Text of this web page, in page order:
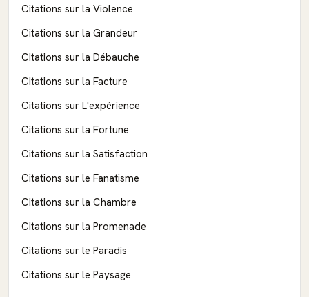
Citations sur la Violence
Citations sur la Grandeur
Citations sur la Débauche
Citations sur la Facture
Citations sur L'expérience
Citations sur la Fortune
Citations sur la Satisfaction
Citations sur le Fanatisme
Citations sur la Chambre
Citations sur la Promenade
Citations sur le Paradis
Citations sur le Paysage